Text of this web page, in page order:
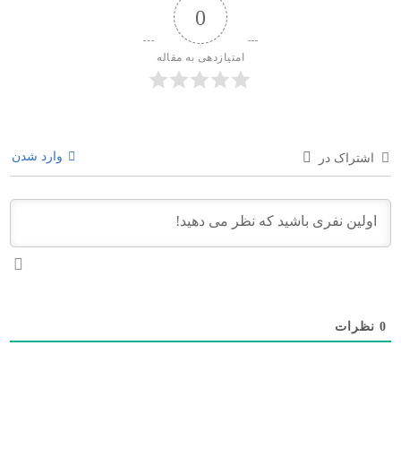
0
امتیازدهی به مقاله
اشتراک در وارد شدن
0 نظرات